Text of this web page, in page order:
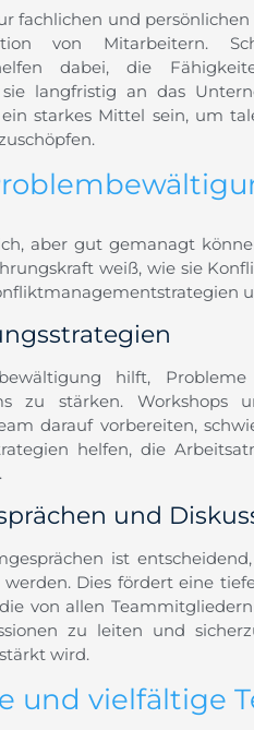
fachlichen und
von Mitarbeitern.
helfen dabei, die
langfristig an das
starkes Mittel sein, um
aber gut gemanagt
weiß, wie sie
hilft,
zu stärken. Workshops
darauf vorbereiten,
helfen, die
und
ist
Dies fördert eine
von allen
zu leiten und
wird.
und vielfältige